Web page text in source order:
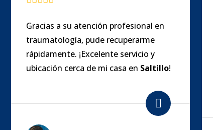
Gracias a su atención profesional en
traumatología, pude recuperarme
rápidamente. ¡Excelente servicio y
ubicación cerca de mi casa en Saltillo!